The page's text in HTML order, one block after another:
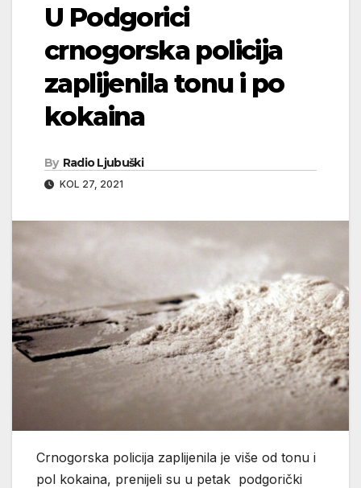
U Podgorici
crnogorska policija
zaplijenila tonu i po
kokaina
By Radio Ljubuški
KOL 27, 2021
Crnogorska policija zaplijenila je više od tonu i
pol kokaina, prenijeli su u petak podgorički